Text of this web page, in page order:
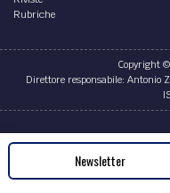
Rubriche
Copyright
Direttore responsabile: Antonio
Newsletter